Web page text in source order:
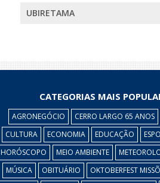
UBIRETAMA
CATEGORIAS MAIS
AGRONEGÓCIO CERRO LARGO 65 ANOS
CULTURA
ECONOMIA EDUCAÇÃO
HORÓSCOPO
MEIO AMBIENTE
MÚSICA
OBITUÁRIO OKTOBERFEST